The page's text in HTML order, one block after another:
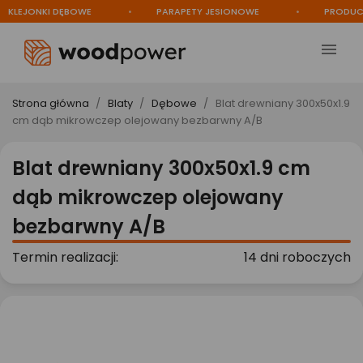
DĘBOWE PARAPETY JESIONOWE PRODUCENT

Strona główna Blaty Dębowe
Blat drewniany 300x50x1.9
cm dąb mikrowczep olejowany bezbarwny A/B
Blat drewniany 300x50x1.9 cm
dąb mikrowczep olejowany
bezbarwny A/B
Termin realizacji: 14 dni roboczych